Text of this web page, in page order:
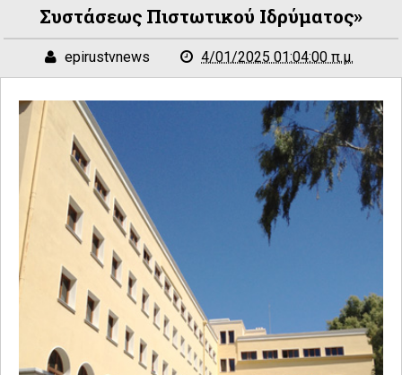
Συστάσεως Πιστωτικού Ιδρύματος»
epirustvnews 4/01/2025 01:04:00 π.μ.